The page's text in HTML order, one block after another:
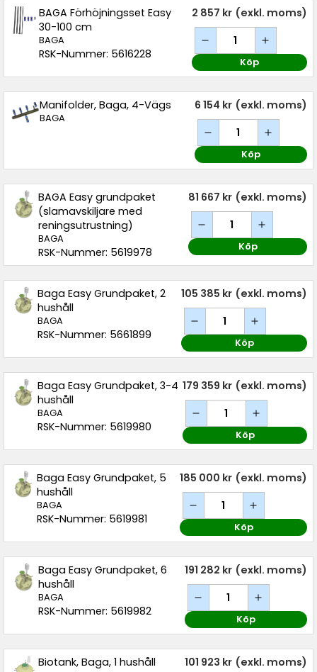
BAGA Förhöjningsset Easy
30-100 cm
BAGA
RSK-Nummer: 5616228
2 857 kr (exkl. moms)
Köp
Manifolder, Baga, 4-Vägs
BAGA
6 154 kr (exkl. moms)
Köp
BAGA Easy grundpaket
(slamavskiljare med
reningsutrustning)
BAGA
RSK-Nummer: 5619978
81 667 kr (exkl. moms)
Köp
Baga Easy Grundpaket, 2
hushåll
BAGA
RSK-Nummer: 5661899
105 385 kr (exkl. moms)
Köp
Baga Easy Grundpaket, 3-4
hushåll
BAGA
RSK-Nummer: 5619980
179 359 kr (exkl. moms)
Köp
Baga Easy Grundpaket, 5
hushåll
BAGA
RSK-Nummer: 5619981
185 000 kr (exkl. moms)
Köp
Baga Easy Grundpaket, 6
hushåll
BAGA
RSK-Nummer: 5619982
191 282 kr (exkl. moms)
Köp
Biotank, Baga, 1 hushåll 101 923 kr (exkl. moms)